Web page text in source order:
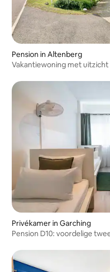
Pension in Altenberg
Vakantiewoning met uitzicht
Privékamer in Garching
Pension D10: voordelige